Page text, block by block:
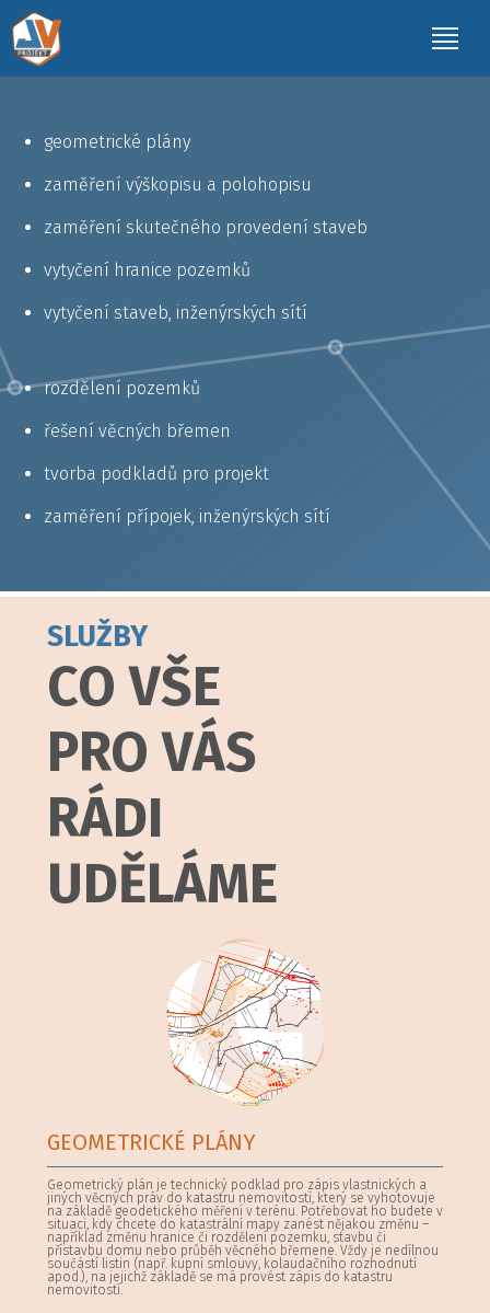
geometrické plány
zaměření výškopisu a polohopisu
zaměření skutečného provedení staveb
vytyčení hranice pozemků
vytyčení staveb, inženýrských sítí
rozdělení pozemků
řešení věcných břemen
tvorba podkladů pro projekt
zaměření přípojek, inženýrských sítí
SLUŽBY
CO VŠE
PRO VÁS
RÁDI
UDĚLÁME
GEOMETRICKÉ PLÁNY
Geometrický plán je technický podklad pro zápis vlastnických a
jiných věcných práv do katastru nemovitostí, který se vyhotovuje
na základě geodetického měření v terénu. Potřebovat ho budete v
situaci, kdy chcete do katastrální mapy zanést nějakou změnu –
například změnu hranice či rozdělení pozemku, stavbu či
přístavbu domu nebo průběh věcného břemene. Vždy je nedílnou
součástí listin (např. kupní smlouvy, kolaudačního rozhodnutí
apod.), na jejichž základě se má provést zápis do katastru
nemovitostí.